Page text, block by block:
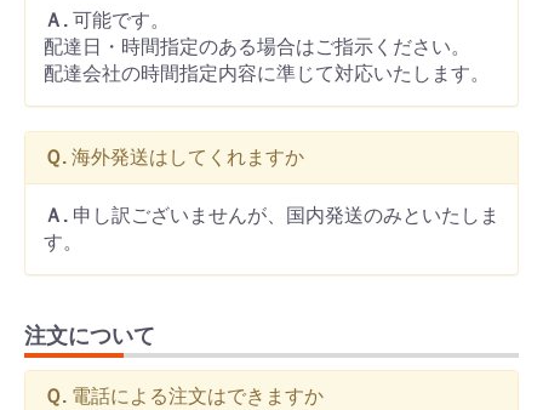
Ａ. 可能です。
配達日・時間指定のある場合はご指示ください。
配達会社の時間指定内容に準じて対応いたします。
Ｑ. 海外発送はしてくれますか
Ａ. 申し訳ございませんが、国内発送のみといたしま
す。
注文について
Ｑ. 電話による注文はできますか